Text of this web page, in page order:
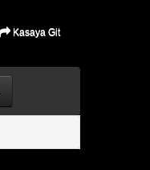
Kasaya Git